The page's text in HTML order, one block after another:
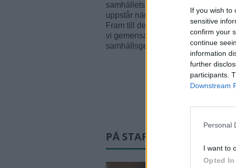
If you wish to
sensitive
confirm your
continue
information
further
participants.
Downstream
Personal
I want to
Opted In
samhällets robusthet vid kriser. En
uppstår när hela samhället förlitar
Fram till dess att nya system,
vi gemensamt arbeta för att ingen
samhällsgemenskapen på grund
PÅ STARTSIDAN JUST NU